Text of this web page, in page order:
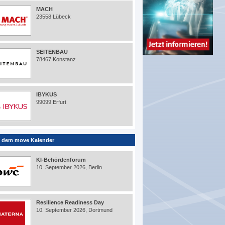
MACH
23558 Lübeck
SEITENBAU
78467 Konstanz
IBYKUS
99099 Erfurt
dem move Kalender
KI-Behördenforum
10. September 2026, Berlin
Resilience Readiness Day
10. September 2026, Dortmund